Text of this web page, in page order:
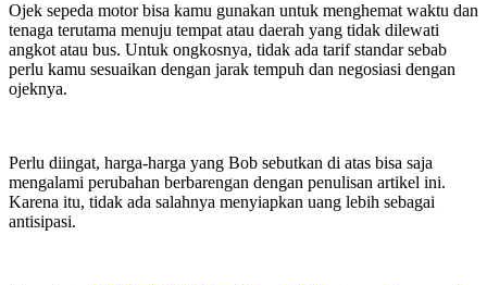
Ojek sepeda motor bisa kamu gunakan untuk menghemat waktu dan
tenaga terutama menuju tempat atau daerah yang tidak dilewati
angkot atau bus. Untuk ongkosnya, tidak ada tarif standar sebab
perlu kamu sesuaikan dengan jarak tempuh dan negosiasi dengan
ojeknya.
Perlu diingat, harga-harga yang Bob sebutkan di atas bisa saja
mengalami perubahan berbarengan dengan penulisan artikel ini.
Karena itu, tidak ada salahnya menyiapkan uang lebih sebagai
antisipasi.